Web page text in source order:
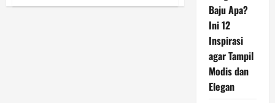
Wolf
Baju Apa?
Ini 12
Inspirasi
agar Tampil
Modis dan
Elegan